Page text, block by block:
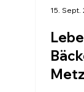
15. Sept.